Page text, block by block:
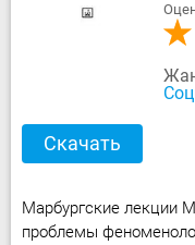
Скачать
Марбургские лекции
проблемы